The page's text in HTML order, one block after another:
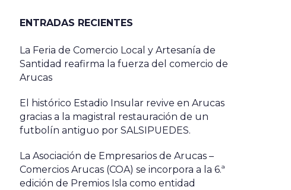
ENTRADAS RECIENTES
La Feria de Comercio Local y Artesanía de
Santidad reafirma la fuerza del comercio de
Arucas
El histórico Estadio Insular revive en Arucas
gracias a la magistral restauración de un
futbolín antiguo por SALSIPUEDES.
La Asociación de Empresarios de Arucas –
Comercios Arucas (COA) se incorpora a la 6.ª
edición de Premios Isla como entidad